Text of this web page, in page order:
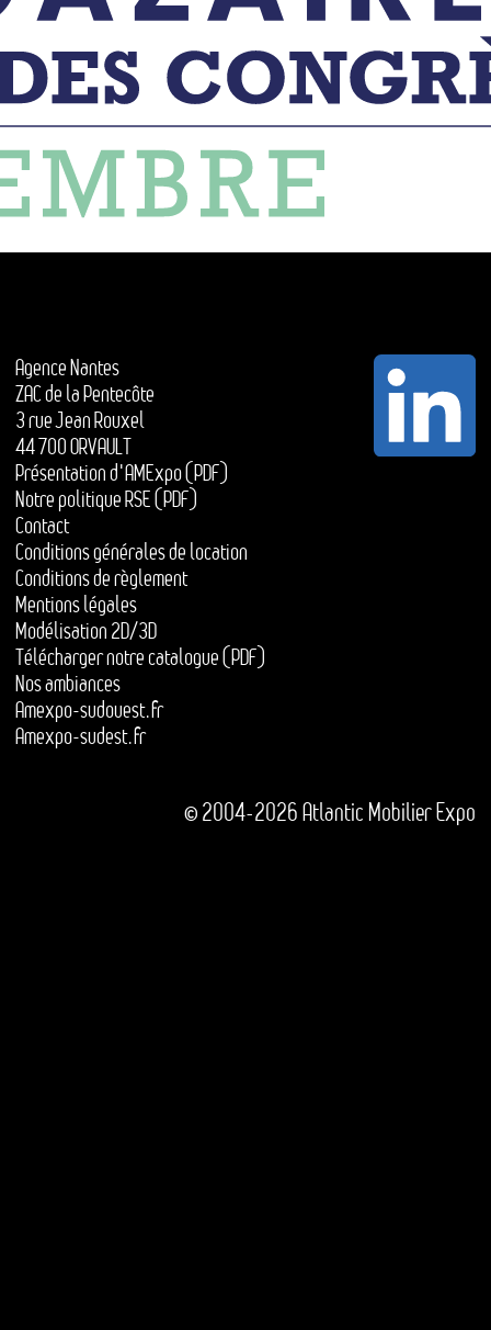
Agence Nantes
ZAC de la Pentecôte
3 rue Jean Rouxel
44 700 ORVAULT
Présentation d'AMExpo (PDF)
Notre politique RSE (PDF)
Contact
Conditions générales de location
Conditions de règlement
Mentions légales
Modélisation 2D/3D
Télécharger notre catalogue (PDF)
Nos ambiances
Amexpo-sudouest.fr
Amexpo-sudest.fr
© 2004-2026 Atlantic Mobilier Expo